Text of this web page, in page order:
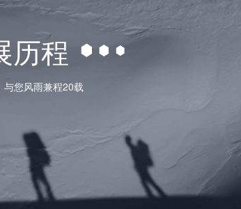
历程
与您风雨兼程20载